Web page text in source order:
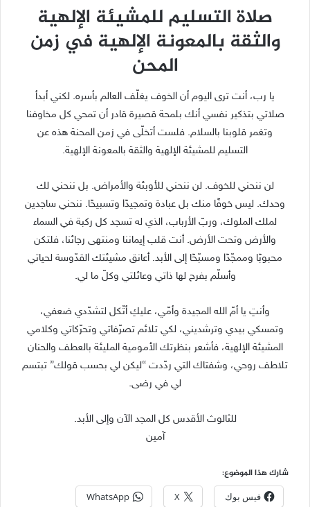
صلاة التسليم للمشيئة الإلهية
والثقة بالمعونة الإلهية في زمن
المحن
يا رب، أنت ترى اليوم أن الخوف يغلّف العالم بأسره. لكني أبدأ
صلاتي بتذكير نفسي أنك بلمحة قصيرة قادر أن تمحي كل مخاوفنا
وتغمر قلوبنا بالسلام. فلست أتخلّى في زمن المحنة هذه عن
التسليم للمشيئة الإلهية والثقة بالمعونة الإلهية.
لن ننحني للخوف. لن ننحني للأوبئة والأمراض. بل ننحني لك
وحدك. ليس خوفًا منك بل عبادة وتمجيدًا وتسبيحًا. ننحني ساجدين
لملك الملوك، وربّ الأرباب، الذي له تسجد كل ركبة في السماء
والأرض وتحت الأرض. أنت قلب إيماننا ومنتهى رجائنا، فلتكن
محبوبًا وممجّدًا ومسبّحًا إلى الأبد. أعانق مشيئتك القدّوسة لحياتي
وأسلّم بفرح لها ذاتي وعائلتي وكلّ ما لي.
وأنتِ يا أمّ الله المجيدة وأمّي، عليكِ أتّكل لتشدّدي ضعفي،
وتمسكي بيدي وترشديني، لكي تلائم تصرّفاتي وتحرّكاتي وكلامي
المشيئة الإلهية، فأشعر بنظرتك الأمومية المليئة بالعطف والحنان
تلاطف روحي، وشفتاك التي ردّدت “ليكن لي بحسب قولك” تبتسم
لي في رضى.
للثالوث الأقدس كل المجد الآن وإلى الأبد.
آمين
شارك هذا الموضوع:
فيس بوك X
WhatsApp